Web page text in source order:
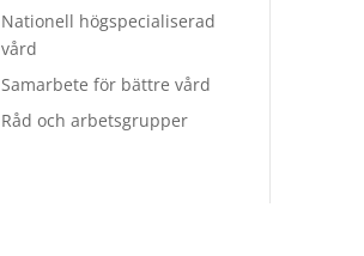
Nationell högspecialiserad
vård
Samarbete för bättre vård
Råd och arbetsgrupper